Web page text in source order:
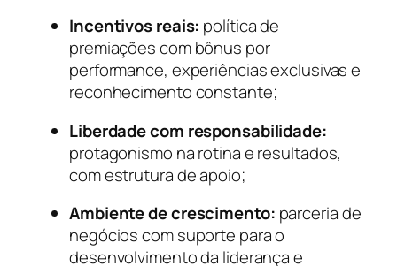
Incentivos reais: política de
premiações com bônus por
performance, experiências exclusivas e
reconhecimento constante;
Liberdade com responsabilidade:
protagonismo na rotina e resultados,
com estrutura de apoio;
Ambiente de crescimento: parceria de
negócios com suporte para o
desenvolvimento da liderança e